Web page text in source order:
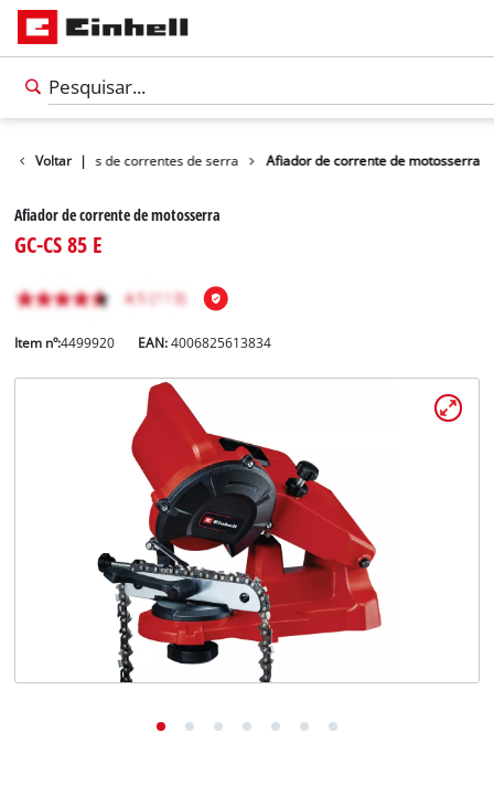
Voltar |
Afiadores de correntes de serra Afiador de corrente de motosserra
Afiador de corrente de motosserra
GC-CS 85 E
Item nº:4499920 EAN:4006825613834